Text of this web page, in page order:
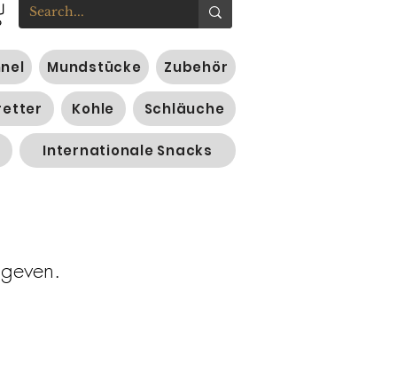
Mundstücke Zubehör
Kohle Schläuche
Internationale Snacks